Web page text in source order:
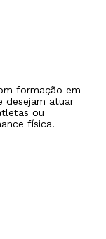
formação em
desejam atuar
ou
física.